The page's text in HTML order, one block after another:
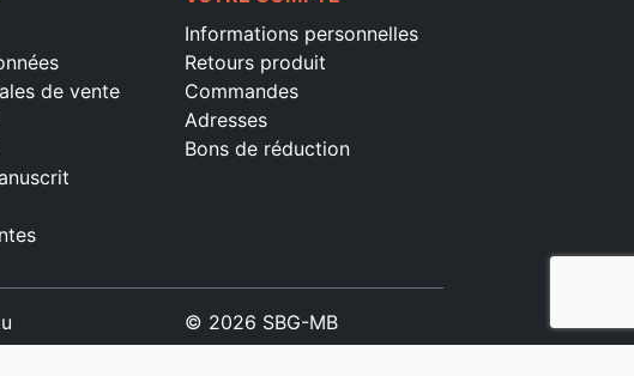
de vente
Informations personnelles
Retours produit
Commandes
Adresses
Bons de réduction
© 2026 SBG-MB